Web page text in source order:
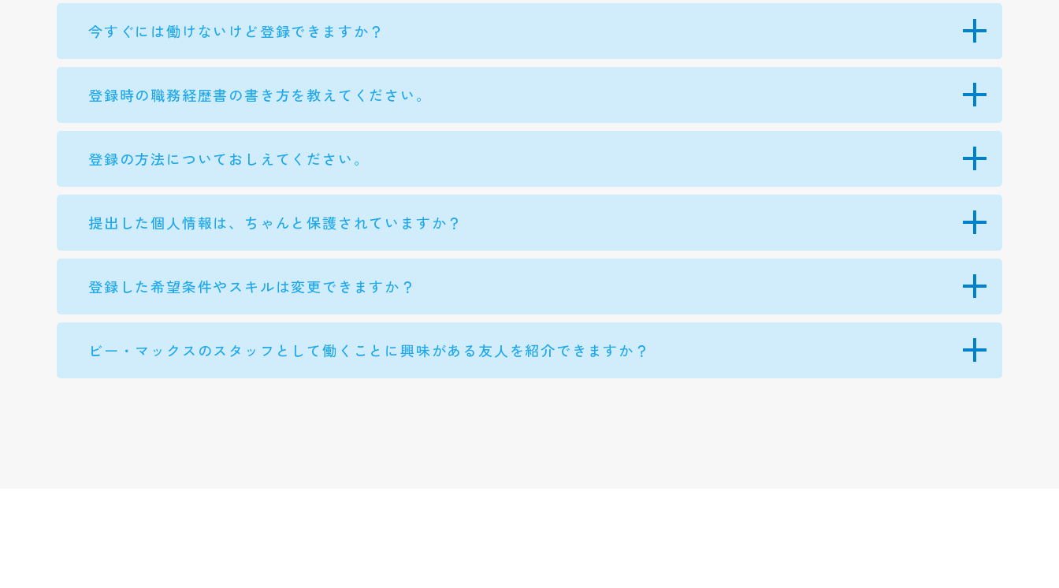
今すぐには働けないけど登録できますか？
登録時の職務経歴書の書き方を教えてください。
登録の方法についておしえてください。
提出した個人情報は、ちゃんと保護されていますか？
登録した希望条件やスキルは変更できますか？
ビー・マックスのスタッフとして働くことに興味がある友人を紹介できますか？